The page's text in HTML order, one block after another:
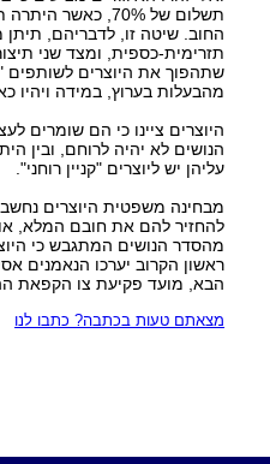
תשלום של 70%,
החוב. שיטה זו, לדבריהם, תיתן
תזרימית-כספית, ומצד שני
שתהפוך את היוצרים לשותפים
מהבעלות בערוץ, במידה ויהיו
היוצרים ציינו כי הם שומרים
הנושים לא יהיה לרוחם, ובין
עליהן יש ליוצרים "קניין רוחני".
מבחינה משפטית היוצרים
להחזיר להם את חובם המלא, או
ראשון הקרוב יערכו הנאמנים
הבא, מועד פקיעת צו הקפאת
מצאתם טעות בכתבה? כתבו לנו